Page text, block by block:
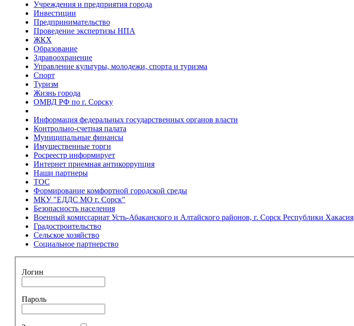
Учреждения и предприятия города
Инвестиции
Предпринимательство
Проведение экспертизы НПА
ЖКХ
Образование
Здравоохранение
Управление культуры, молодежи, спорта и туризма
Спорт
Туризм
Жизнь города
ОМВД РФ по г. Сорску
Информация федеральных государственных органов власти
Контрольно-счетная палата
Муниципальные финансы
Имущественные торги
Росреестр информирует
Интернет приемная антикоррупция
Наши партнеры
ТОС
Формирование комфортной городской среды
МКУ "ЕДДС МО г. Сорск"
Безопасность населения
Военный комиссариат Усть-Абаканского и Алтайского районов, г. Сорск Республики Хакасия
Градостроительство
Сельское хозяйство
Социальное партнерство
Логин
Пароль